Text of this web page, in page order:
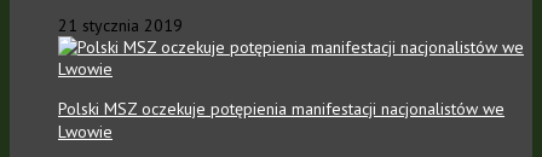
21 stycznia 2019
Polski MSZ oczekuje potępienia manifestacji nacjonalistów we
Lwowie